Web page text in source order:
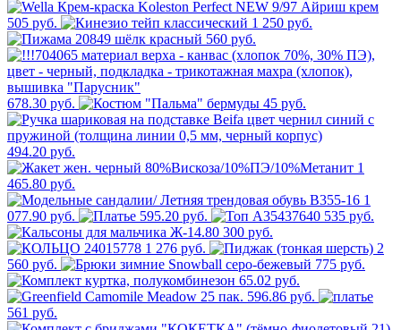
505 руб.
1 250 руб.
560 руб.
678.30 руб. 45 руб.
494.20 руб.
1
465.80 руб.
1
077.90 руб.
595.20 руб.
535 руб.
300 руб.
1 276 руб.
2
560 руб.
775 руб.
65.02 руб.
596.86 руб.
561 руб.